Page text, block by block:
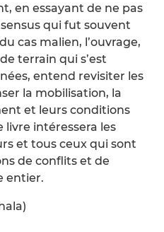
en essayant de ne pas
qui fut souvent
cas malien, l’ouvrage,
terrain qui s’est
entend revisiter les
la mobilisation, la
et leurs conditions
livre intéressera les
et tous ceux qui sont
de conflits et de
entier.